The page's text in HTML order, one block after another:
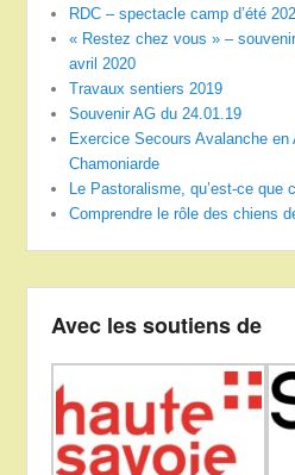
RDC – spectacle camp d’été
« Restez chez vous » –
avril 2020
Travaux sentiers 2019
Souvenir AG du 24.01.19
Exercice Secours Avalanche en
Chamoniarde
Le Pastoralisme, qu’est-ce que
Comprendre le rôle des chiens
Avec les soutiens de